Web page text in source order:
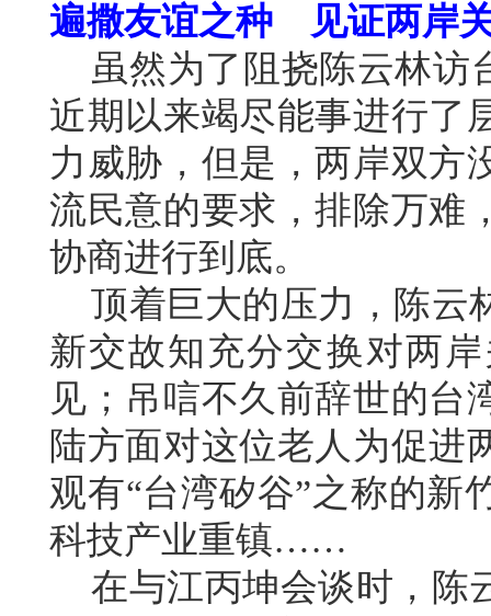
遍撒友谊之种 见证两岸
虽然为了阻挠陈云林访
近期以来竭尽能事进行了
力威胁，但是，两岸双方
流民意的要求，排除万难
协商进行到底。
顶着巨大的压力，陈云
新交故知充分交换对两
见；吊唁不久前辞世的台
陆方面对这位老人为促进
观有“台湾矽谷”之称的新
科技产业重镇……
在与江丙坤会谈时，陈